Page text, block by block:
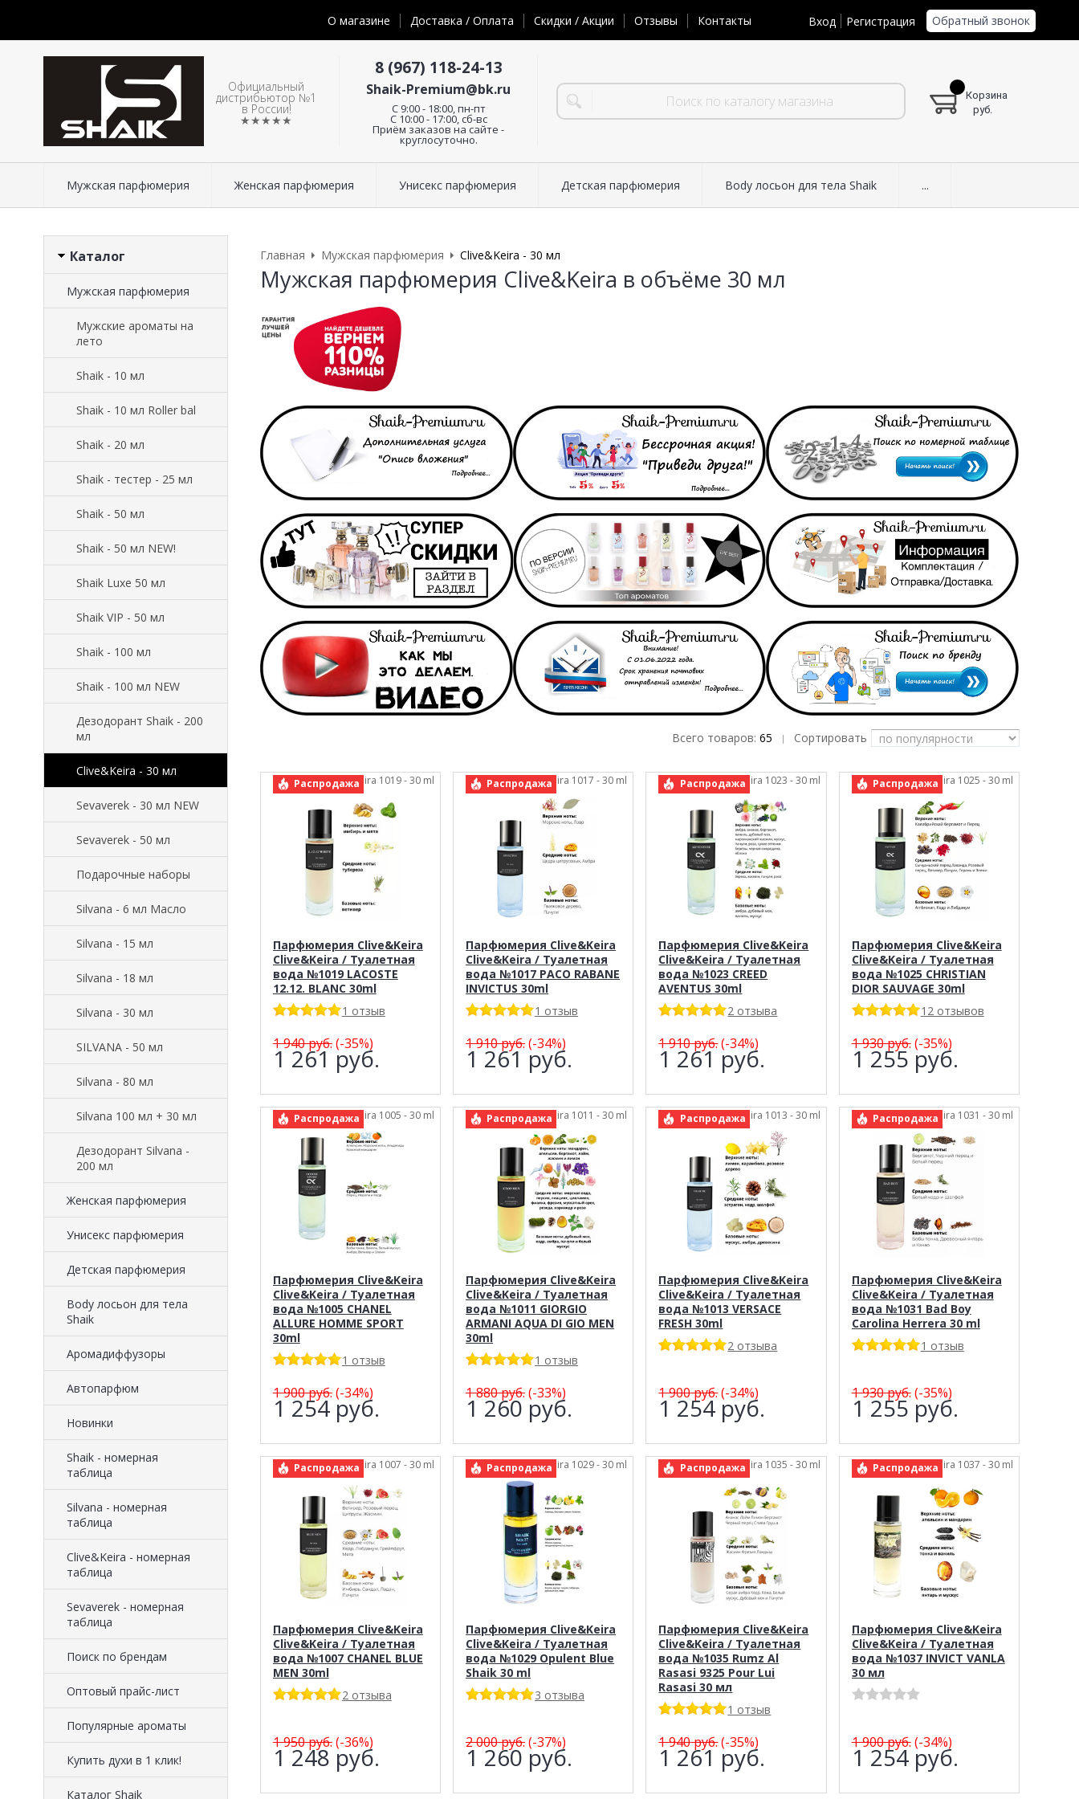
О магазине Доставка / Оплата Скидки / Акции Отзывы Контакты Вход Регистрация Обратный звонок
Официальный
дистрибьютор №1
в России!
★★★★★
8 (967) 118-24-13
Shaik-Premium@bk.ru
C 9:00 - 18:00, пн-пт
С 10:00 - 17:00, сб-вс
Приём заказов на сайте -
круглосуточно.
Корзина
руб.
Мужская парфюмерия Женская парфюмерия Унисекс парфюмерия Детская парфюмерия Body лосьон для тела Shaik ...
Каталог
Мужская парфюмерия
Мужские ароматы на
лето
Shaik - 10 мл
Shaik - 10 мл Roller bal
Shaik - 20 мл
Shaik - тестер - 25 мл
Shaik - 50 мл
Shaik - 50 мл NEW!
Shaik Luxe 50 мл
Shaik VIP - 50 мл
Shaik - 100 мл
Shaik - 100 мл NEW
Дезодорант Shaik - 200
мл
Clive&Keira - 30 мл
Sevaverek - 30 мл NEW
Sevaverek - 50 мл
Подарочные наборы
Silvana - 6 мл Масло
Silvana - 15 мл
Silvana - 18 мл
Silvana - 30 мл
SILVANA - 50 мл
Silvana - 80 мл
Silvana 100 мл + 30 мл
Дезодорант Silvana -
200 мл
Женская парфюмерия
Унисекс парфюмерия
Детская парфюмерия
Body лосьон для тела
Shaik
Аромадиффузоры
Автопарфюм
Новинки
Shaik - номерная
таблица
Silvana - номерная
таблица
Clive&Keira - номерная
таблица
Sevaverek - номерная
таблица
Поиск по брендам
Оптовый прайс-лист
Популярные ароматы
Купить духи в 1 клик!
Каталог Shaik
Главная Мужская парфюмерия Clive&Keira - 30 мл
Мужская парфюмерия Clive&Keira в объёме 30 мл
Всего товаров: 65 | Сортировать
Распродажа
арт.: Clive&Keira 1019 - 30 ml
Парфюмерия Clive&Keira
Clive&Keira / Туалетная
вода №1019 LACOSTE
12.12. BLANC 30ml
1 отзыв
1 940руб.(-35%)
1 261 руб.
Распродажа
арт.: Clive&Keira 1017 - 30 ml
Парфюмерия Clive&Keira
Clive&Keira / Туалетная
вода №1017 PACO RABANE
INVICTUS 30ml
1 отзыв
1 910руб.(-34%)
1 261 руб.
Распродажа
арт.: Clive&Keira 1023 - 30 ml
Парфюмерия Clive&Keira
Clive&Keira / Туалетная
вода №1023 CREED
AVENTUS 30ml
2 отзыва
1 910руб.(-34%)
1 261 руб.
Распродажа
арт.: Clive&Keira 1025 - 30 ml
Парфюмерия Clive&Keira
Clive&Keira / Туалетная
вода №1025 CHRISTIAN
DIOR SAUVAGE 30ml
12 отзывов
1 930руб.(-35%)
1 255 руб.
Распродажа
арт.: Clive&Keira 1005 - 30 ml
Парфюмерия Clive&Keira
Clive&Keira / Туалетная
вода №1005 CHANEL
ALLURE HOMME SPORT
30ml
1 отзыв
1 900руб.(-34%)
1 254 руб.
Распродажа
арт.: Clive&Keira 1011 - 30 ml
Парфюмерия Clive&Keira
Clive&Keira / Туалетная
вода №1011 GIORGIO
ARMANI AQUA DI GIO MEN
30ml
1 отзыв
1 880руб.(-33%)
1 260 руб.
Распродажа
арт.: Clive&Keira 1013 - 30 ml
Парфюмерия Clive&Keira
Clive&Keira / Туалетная
вода №1013 VERSACE
FRESH 30ml
2 отзыва
1 900руб.(-34%)
1 254 руб.
Распродажа
арт.: Clive&Keira 1031 - 30 ml
Парфюмерия Clive&Keira
Clive&Keira / Туалетная
вода №1031 Bad Boy
Carolina Herrera 30 ml
1 отзыв
1 930руб.(-35%)
1 255 руб.
Распродажа
арт.: Clive&Keira 1007 - 30 ml
Парфюмерия Clive&Keira
Clive&Keira / Туалетная
вода №1007 CHANEL BLUE
MEN 30ml
2 отзыва
1 950руб.(-36%)
1 248 руб.
Распродажа
арт.: Clive&Keira 1029 - 30 ml
Парфюмерия Clive&Keira
Clive&Keira / Туалетная
вода №1029 Opulent Blue
Shaik 30 ml
3 отзыва
2 000руб.(-37%)
1 260 руб.
Распродажа
арт.: Clive&Keira 1035 - 30 ml
Парфюмерия Clive&Keira
Clive&Keira / Туалетная
вода №1035 Rumz Al
Rasasi 9325 Pour Lui
Rasasi 30 мл
1 отзыв
1 940руб.(-35%)
1 261 руб.
Распродажа
арт.: Clive&Keira 1037 - 30 ml
Парфюмерия Clive&Keira
Clive&Keira / Туалетная
вода №1037 INVICT VANLA
30 мл
1 900руб.(-34%)
1 254 руб.